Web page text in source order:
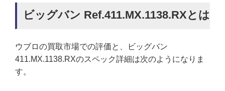
ビッグバン Ref.411.MX.1138.RXとは
ウブロの買取市場での評価と、ビッグバン
411.MX.1138.RXのスペック詳細は次のようになりま
す。